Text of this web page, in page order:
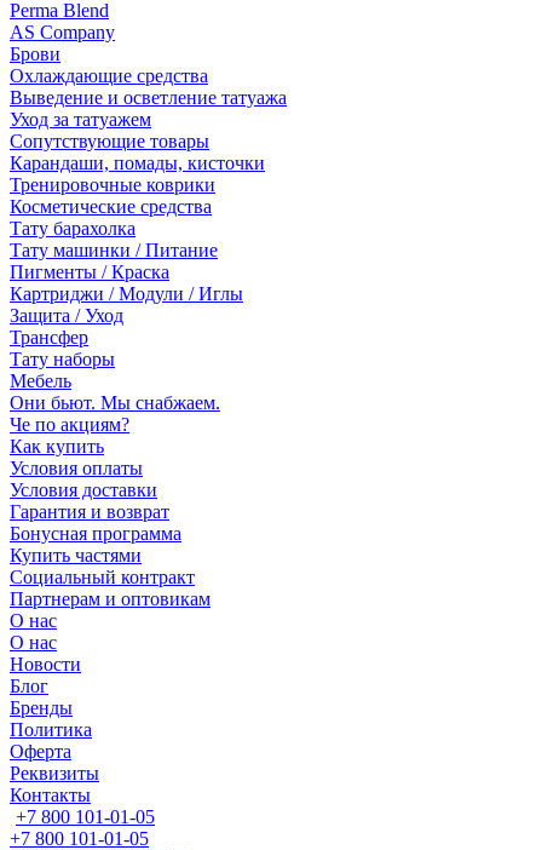
Perma Blend
AS Company
Брови
Охлаждающие средства
Выведение и осветление татуажа
Уход за татуажем
Сопутствующие товары
Карандаши, помады, кисточки
Тренировочные коврики
Косметические средства
Тату барахолка
Тату машинки / Питание
Пигменты / Краска
Картриджи / Модули / Иглы
Защита / Уход
Трансфер
Тату наборы
Мебель
Они бьют. Мы снабжаем.
Че по акциям?
Как купить
Условия оплаты
Условия доставки
Гарантия и возврат
Бонусная программа
Купить частями
Социальный контракт
Партнерам и оптовикам
О нас
О нас
Новости
Блог
Бренды
Политика
Оферта
Реквизиты
Контакты
+7 800 101-01-05
+7 800 101-01-05